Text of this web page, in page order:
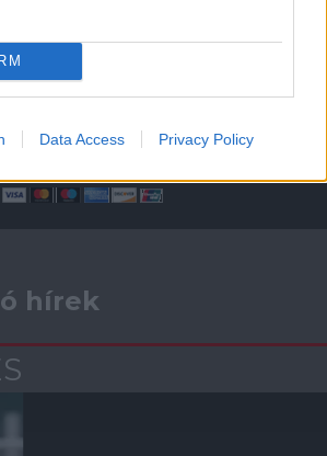
Data Access Privacy Policy
működését!
hírek